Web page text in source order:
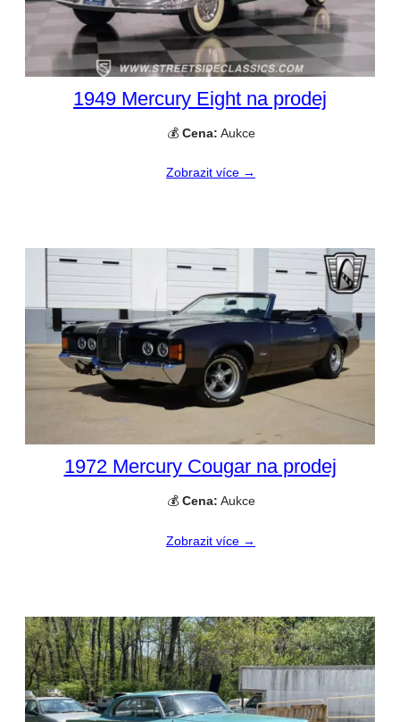
1949 Mercury Eight na prodej
💰 Cena: Aukce
Zobrazit více →
1972 Mercury Cougar na prodej
💰 Cena: Aukce
Zobrazit více →